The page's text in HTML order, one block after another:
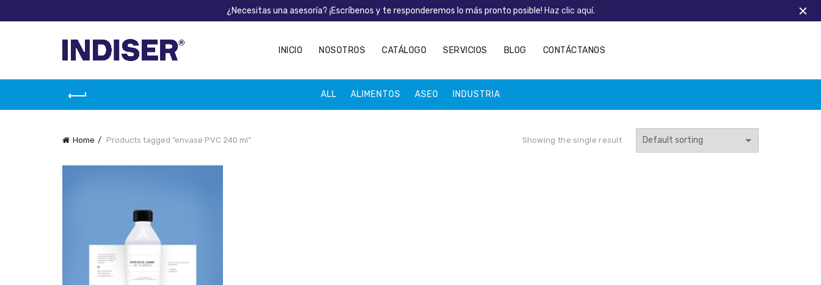
INICIO NOSOTROS CATÁLOGO SERVICIOS BLOG CONTÁCTANOS
ALL ALIMENTOS ASEO INDUSTRIA
Home Products tagged “envase PVC 240 ml” Showing the single result
¿Necesitas una asesoría? ¡Escríbenos y te responderemos lo más pronto posible! Haz clic aquí.